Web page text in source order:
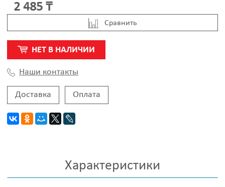
2 485 ₸
Cравнить
НЕТ В НАЛИЧИИ
Наши контакты
Доставка Оплата
Характеристики